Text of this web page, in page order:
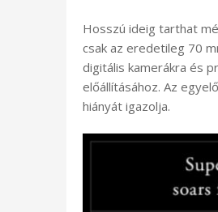
Hosszú ideig tarthat
csak az eredetileg 70
digitális kamerákra és
előállításához. Az
hiányát igazolja.